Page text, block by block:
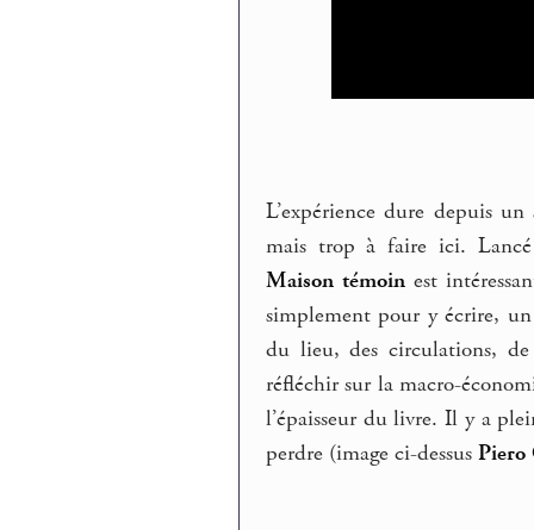
L’expérience dure depuis
mais trop à faire ici. Lancé
Maison témoin est
simplement pour y écrire,
du lieu, des circulations, de
réfléchir sur la macro-
l’épaisseur du livre. Il y a
perdre (image ci-dessusPiero